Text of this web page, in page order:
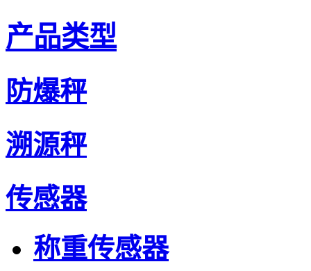
产品类型
防爆秤
溯源秤
传感器
称重传感器